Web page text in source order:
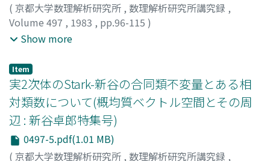
( 京都大学数理解析研究所 , 数理解析研究所講究録 ,
Volume 497 , 1983 , pp.96-115 )
新谷, 卓郎;村瀬, 篤
ツシ;
Show more
Item
実2次体のStark-新谷の合同類不変量とある相
対類数について(概均質ベクトル空間とその周
辺 : 新谷卓郎特集号)
0497-5.pdf(1.01 MB)
( 京都大学数理解析研究所 , 数理解析研究所講究録 ,